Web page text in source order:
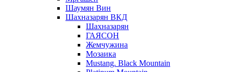
Шаумян Вин
Шахназарян ВКД
Шахназарян
ГАЯСОН
Жемчужина
Мозаика
Mustang. Black Mountain